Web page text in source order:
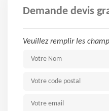
Demande devis
Veuillez remplir les